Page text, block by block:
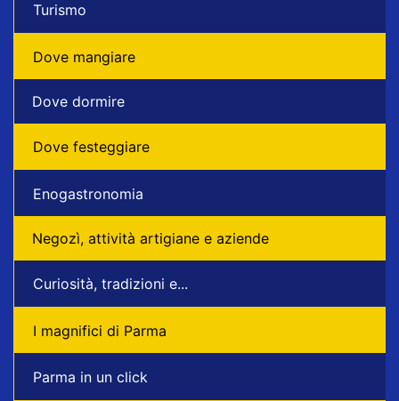
Turismo
Dove mangiare
Dove dormire
Dove festeggiare
Enogastronomia
Negozì, attività artigiane e aziende
Curiosità, tradizioni e...
I magnifici di Parma
Parma in un click